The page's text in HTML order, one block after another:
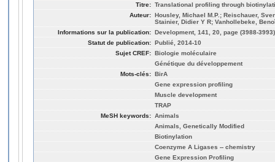
Titre: Translational profiling through
Auteur: Housley, Michael M.P.; Reischauer,
Stainier, Didier Y R; Vanhollebeke,
Informations sur la publication: Development, 141, 20, page (3988-3993)
Statut de publication: Publié, 2014-10
Sujet CREF: Biologie moléculaire
Génétique du développement
Mots-clés: BirA
Gene expression profiling
Muscle development
TRAP
MeSH keywords: Animals
Animals, Genetically Modified
Biotinylation
Coenzyme A Ligases -- chemistry
Gene Expression Profiling